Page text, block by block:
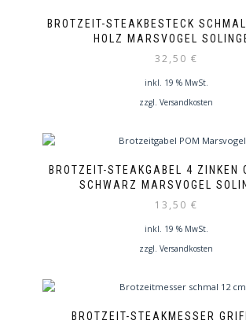
BROTZEIT-STEAKBESTECK
HOLZ MARSVOGEL
32,50 €
inkl. 19 % MwSt.
zzgl. Versandkosten
BROTZEIT-STEAKGABEL 4 ZINKEN
SCHWARZ MARSVOGEL
13,50 €
inkl. 19 % MwSt.
zzgl. Versandkosten
BROTZEIT-STEAKMESSER